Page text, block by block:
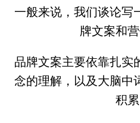
一般来说，我们谈论写
牌文案和营
品牌文案主要依靠扎实
念的理解，以及大脑中
积累